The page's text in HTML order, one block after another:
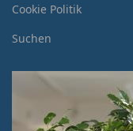
Cookie Politik
Suchen